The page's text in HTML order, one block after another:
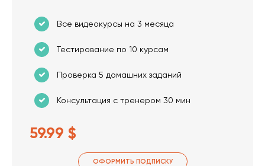
Все видеокурсы на 3 месяца
Тестирование по 10 курсам
Проверка 5 домашних заданий
Консультация с тренером 30 мин
59.99 $
ОФОРМИТЬ ПОДПИСКУ